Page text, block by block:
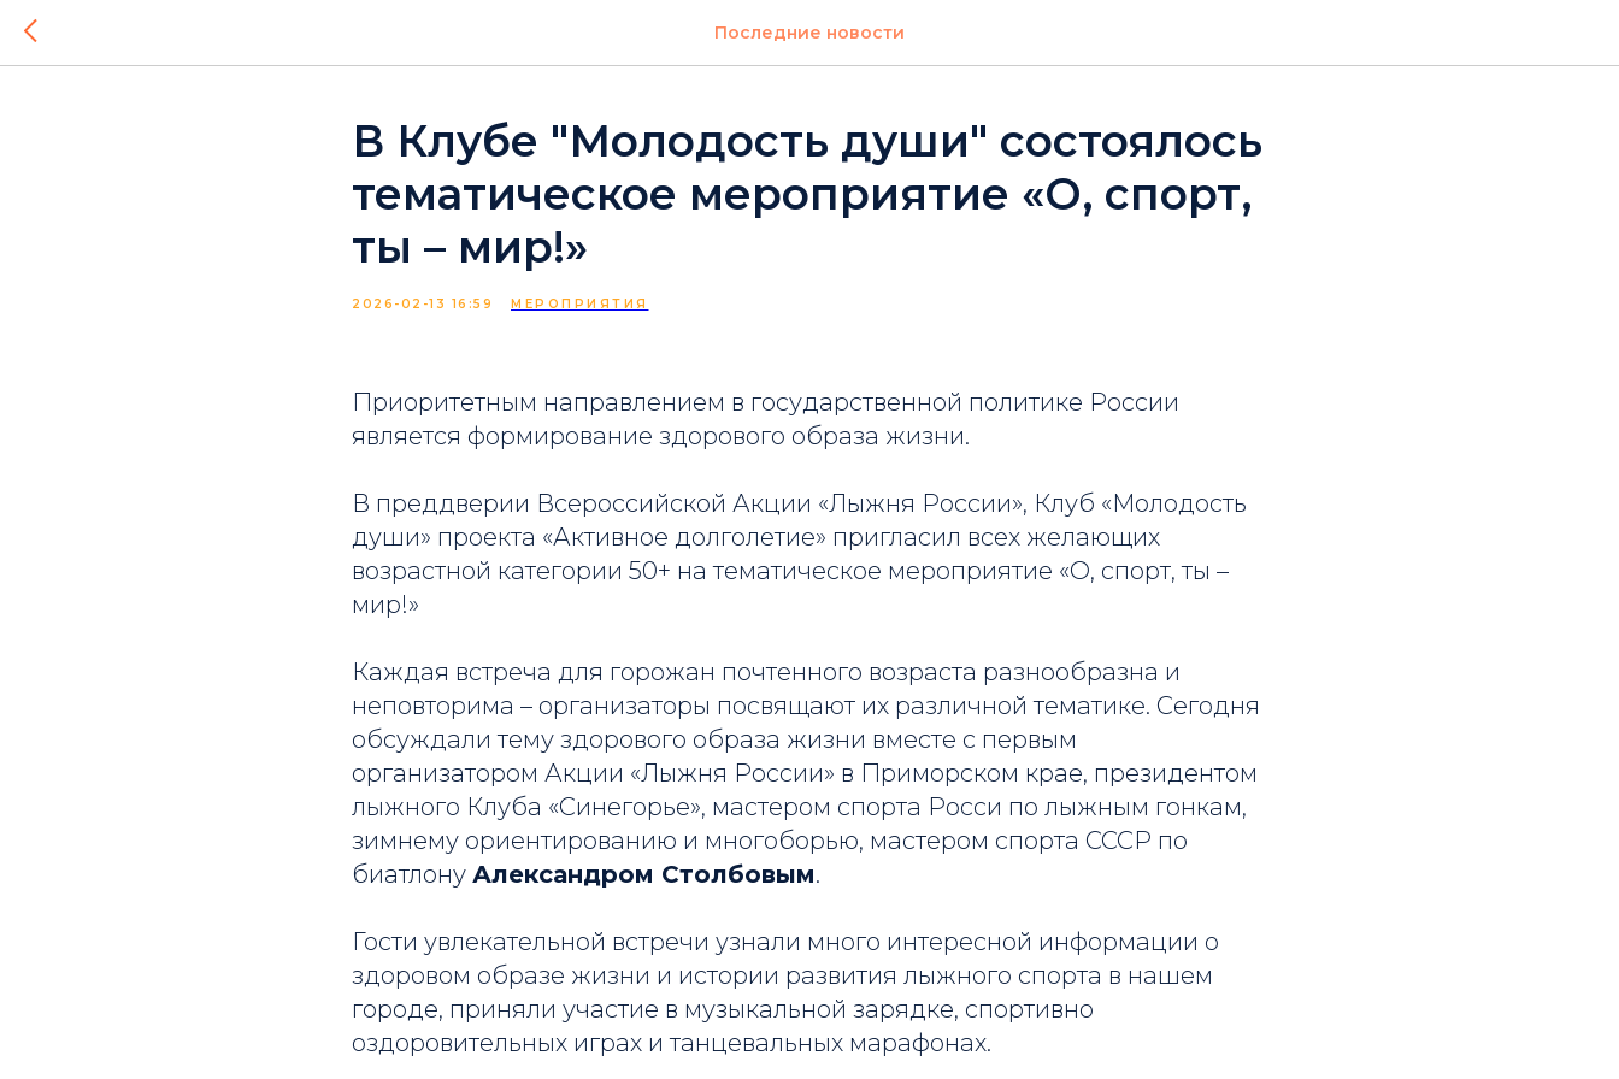
Последние новости
В Клубе "Молодость души" состоялось
тематическое мероприятие «О, спорт,
ты – мир!»
2026-02-13 16:59 МЕРОПРИЯТИЯ
Приоритетным направлением в государственной политике России
является формирование здорового образа жизни.
В преддверии Всероссийской Акции «Лыжня России», Клуб «Молодость
души» проекта «Активное долголетие» пригласил всех желающих
возрастной категории 50+ на тематическое мероприятие «О, спорт, ты –
мир!»
Каждая встреча для горожан почтенного возраста разнообразна и
неповторима – организаторы посвящают их различной тематике. Сегодня
обсуждали тему здорового образа жизни вместе с первым
организатором Акции «Лыжня России» в Приморском крае, президентом
лыжного Клуба «Синегорье», мастером спорта Росси по лыжным гонкам,
зимнему ориентированию и многоборью, мастером спорта СССР по
биатлону Александром Столбовым.
Гости увлекательной встречи узнали много интересной информации о
здоровом образе жизни и истории развития лыжного спорта в нашем
городе, приняли участие в музыкальной зарядке, спортивно
оздоровительных играх и танцевальных марафонах.